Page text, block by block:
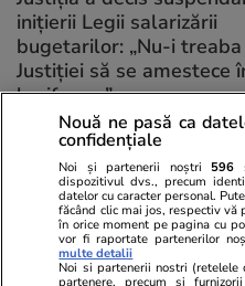
inițierii Legii salarizării
bugetarilor: „Nu-i treaba
Justiției să se amestece
legiferare”
PARTENERI
Nouă ne pasă ca
confidențiale
Noi și partenerii noștri 596
dispozitivul dvs., precum
datelor cu caracter personal.
făcând clic mai jos, respectiv
în orice moment pe pagina cu
vor fi raportate partenerilor
multe detalii
Noi si partenerii nostri
partenere, precum si